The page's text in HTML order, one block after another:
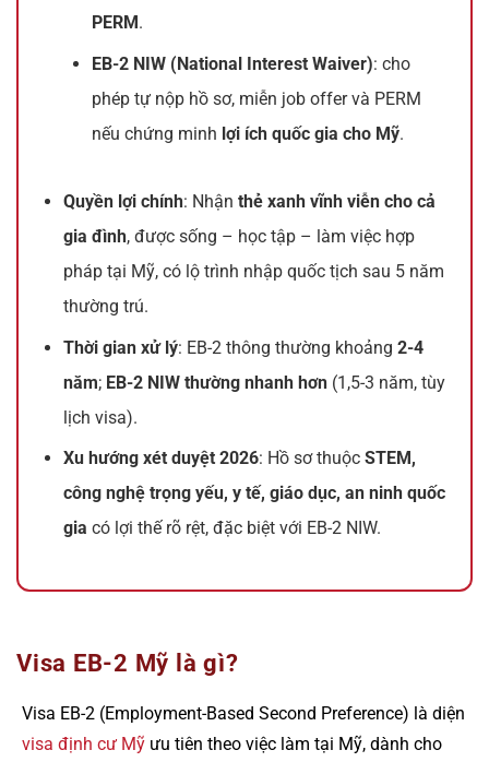
PERM .
EB-2 NIW (National Interest Waiver): cho
phép tự nộp hồ sơ, miễn job offer và PERM
nếu chứng minh lợi ích quốc gia cho Mỹ.
Quyền lợi chính: Nhậnthẻ xanh vĩnh viễn cho cả
gia đình, được sống – học tập – làm việc hợp
pháp tại Mỹ, có lộ trình nhập quốc tịch sau 5 năm
thường trú.
Thời gian xử lý: EB-2 thông thường khoảng2-4
năm; EB-2 NIW thường nhanh hơn (1,5-3 năm, tùy
lịch visa).
Xu hướng xét duyệt 2026: Hồ sơ thuộcSTEM,
công nghệ trọng yếu, y tế, giáo dục, an ninh quốc
gia có lợi thế rõ rệt, đặc biệt với EB-2 NIW.
Visa EB-2 Mỹ là gì?
Visa EB-2 (Employment-Based Second Preference) là diện
visa định cư Mỹ ưu tiên theo việc làm tại Mỹ, dành cho